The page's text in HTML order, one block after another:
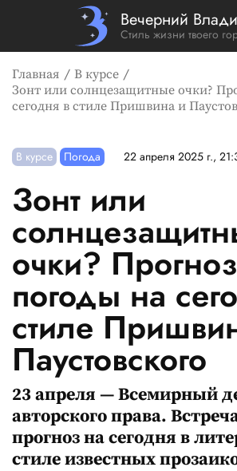
Вечерний
Стиль жизни твоего
Главная
В курсе
Зонт или солнцезащитные очки?
сегодня в стиле Пришвина и
В курсе Погода 22 апреля 2025 г.,
Зонт или
очки? Прогноз
погоды на
стиле
Паустовского
23 апреля — Всемирный
авторского права.
прогноз на сегодня в
стиле известных